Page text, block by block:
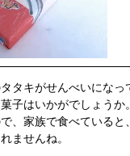
タキがせんべいになっ
子はいかがでしょう
、家族で食べている
ませんね。